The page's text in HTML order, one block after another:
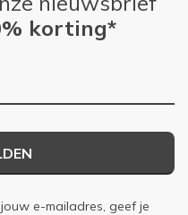
korting*
e-mailadres, geef je